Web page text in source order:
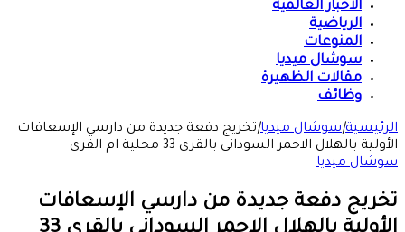
الأخبار العالمية
الرياضية
المنوعات
سوشال ميديا
مقالات الظهيرة
وظائف
الرئيسية|سوشال ميديا|تخريج دفعة جديدة من دارسي الإسعافات
الأولية بالهلال الاحمر السوداني بالقرى 33 محلية ام القرى
سوشال ميديا
تخريج دفعة جديدة من دارسي الإسعافات